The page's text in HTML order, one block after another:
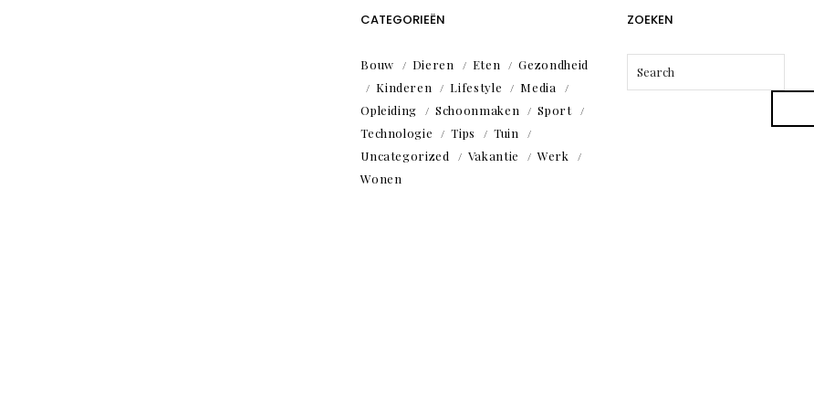
CATEGORIEËN
Bouw Dieren Eten
Gezondheid
Kinderen
Lifestyle
Media
Opleiding
Schoonmaken
Sport
Technologie
Tips
Tuin
Uncategorized
Vakantie
Werk
Wonen
ZOEKEN